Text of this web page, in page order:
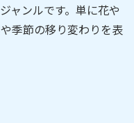
ャンルです。単に花や
季節の移り変わりを表